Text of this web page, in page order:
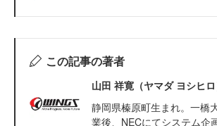
この記事の著者
山田 祥寛（ヤマダ ヨシヒロ
静岡県榛原町生まれ。一橋
業後、NECにてシステム企